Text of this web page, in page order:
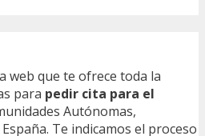
web que te ofrece toda la
para pedir cita para el
Autónomas,
Te indicamos el proceso